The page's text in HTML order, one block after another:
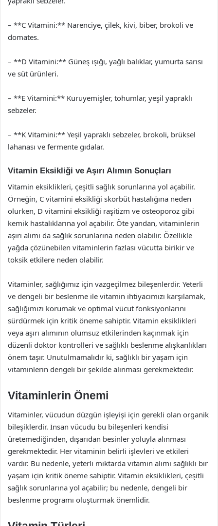
– **C Vitamini:** Narenciye, çilek, kivi, biber, brokoli ve
domates.
– **D Vitamini:** Güneş ışığı, yağlı balıklar, yumurta sarısı
ve süt ürünleri.
– **E Vitamini:** Kuruyemişler, tohumlar, yeşil yapraklı
sebzeler.
– **K Vitamini:** Yeşil yapraklı sebzeler, brokoli, brüksel
lahanası ve fermente gıdalar.
Vitamin Eksikliği ve Aşırı Alımın Sonuçları
Vitamin eksiklikleri, çeşitli sağlık sorunlarına yol açabilir.
Örneğin, C vitamini eksikliği skorbüt hastalığına neden
olurken, D vitamini eksikliği raşitizm ve osteoporoz gibi
kemik hastalıklarına yol açabilir. Öte yandan, vitaminlerin
aşırı alımı da sağlık sorunlarına neden olabilir. Özellikle
yağda çözünebilen vitaminlerin fazlası vücutta birikir ve
toksik etkilere neden olabilir.
Vitaminler, sağlığımız için vazgeçilmez bileşenlerdir. Yeterli
ve dengeli bir beslenme ile vitamin ihtiyacımızı karşılamak,
sağlığımızı korumak ve optimal vücut fonksiyonlarını
sürdürmek için kritik öneme sahiptir. Vitamin eksiklikleri
veya aşırı alımının olumsuz etkilerinden kaçınmak için
düzenli doktor kontrolleri ve sağlıklı beslenme alışkanlıkları
önem taşır. Unutulmamalıdır ki, sağlıklı bir yaşam için
vitaminlerin dengeli bir şekilde alınması gerekmektedir.
Vitaminlerin Önemi
Vitaminler, vücudun düzgün işleyişi için gerekli olan organik
bileşiklerdir. İnsan vücudu bu bileşenleri kendisi
üretemediğinden, dışarıdan besinler yoluyla alınması
gerekmektedir. Her vitaminin belirli işlevleri ve etkileri
vardır. Bu nedenle, yeterli miktarda vitamin alımı sağlıklı bir
yaşam için kritik öneme sahiptir. Vitamin eksiklikleri, çeşitli
sağlık sorunlarına yol açabilir; bu nedenle, dengeli bir
beslenme programı oluşturmak önemlidir.